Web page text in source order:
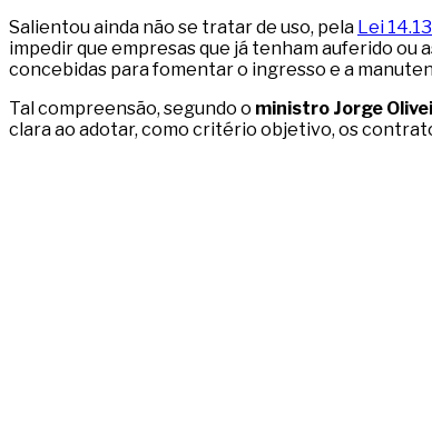
Salientou ainda não se tratar de uso, pela Lei
impedir que empresas que já tenham auferido
concebidas para fomentar o ingresso e a
Tal compreensão, segundo o ministro Jorge
clara ao adotar, como critério objetivo, os